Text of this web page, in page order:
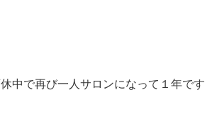
中で再び一人サロンになって１年です